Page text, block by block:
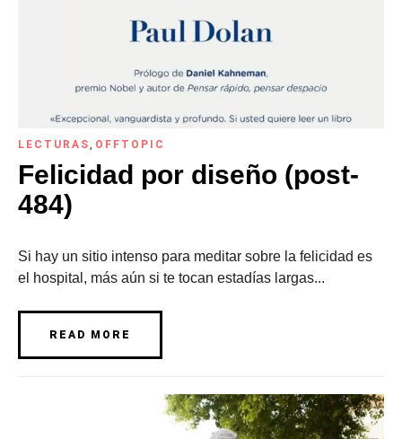
LECTURAS, OFFTOPIC
Felicidad por diseño (post-
484)
Si hay un sitio intenso para meditar sobre la felicidad es
el hospital, más aún si te tocan estadías largas...
READ MORE